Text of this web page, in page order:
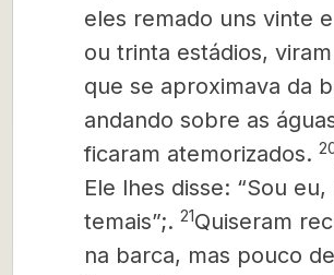
eles remado uns vinte
ou trinta estádios,
que se aproximava da
andando sobre as
ficaram atemorizados.
Ele lhes disse: “Sou eu,
temais”;. 21Quiseram
na barca, mas pouco